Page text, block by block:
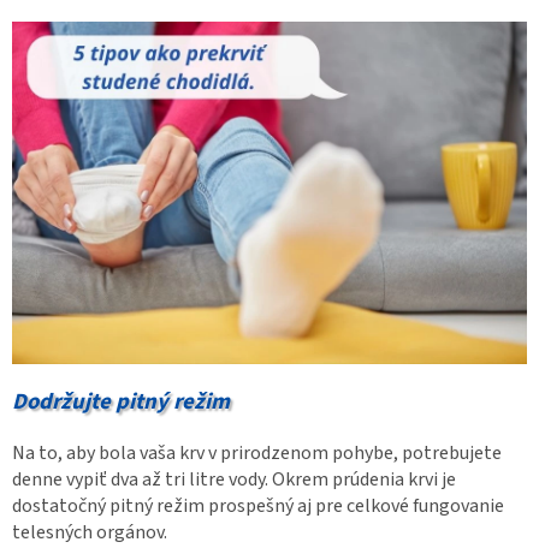
Dodržujte pitný režim
Na to, aby bola vaša krv v prirodzenom pohybe, potrebujete
denne vypiť dva až tri litre vody. Okrem prúdenia krvi je
dostatočný pitný režim prospešný aj pre celkové fungovanie
telesných orgánov.